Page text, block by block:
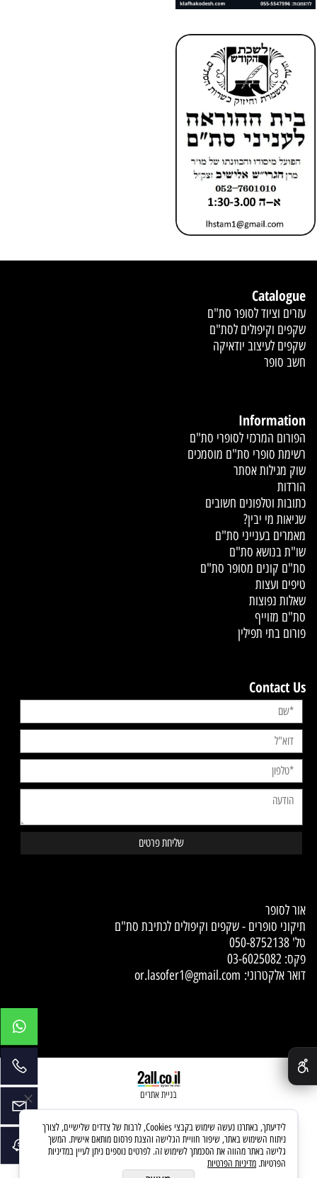
Catalogue
עזרים וציוד לסופר סת"ם
שקפים וקיפולים לסת"ם
שקפים לעיצוב יודאיקה
חשב סופר
Information
הפורום המרכזי לסופרי סת"ם
רשימת סופרי סת"ם מוסמכים
שוק מגילות אסתר
הורדות
כתובות וטלפונים חשובים
שגיאות מי יבין?
מאמרים בענייני סת"ם
שו"ת בנושא סת"ם
סת"ם קונים מסופר סת"ם
טיפים ועצות
שאלות נפוצות
סת"ם מזוייף
פורום בתי תפילין
Contact Us
אור לסופר
תיקוני סופרים - שקפים וקיפולים לכתיבת סת"ם
טל' 050-8752138
פקס: 03-6025082
דואר אלקטרוני: or.lasofer1@gmail.com
בניית אתרים
לידיעתך, באתרנו נעשה שימוש בקבצי Cookies, לרבות של צדדים שלישיים, לצורך
ניתוח השימוש באתר, שיפור חוויית הגלישה והצגת פרסום מותאם אישית. המשך
גלישה באתר מהווה את הסכמתך לשימוש זה. לפרטים נוספים ניתן לעיין במדיניות
הפרטיות. מדיניות הפרטיות